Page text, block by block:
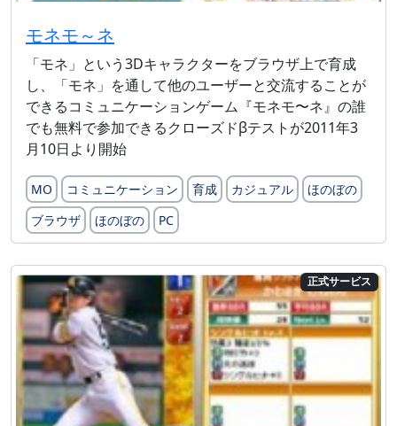
モネモ～ネ
「モネ」という3Dキャラクターをブラウザ上で育成
し、「モネ」を通して他のユーザーと交流することが
できるコミュニケーションゲーム『モネモ〜ネ』の誰
でも無料で参加できるクローズドβテストが2011年3
月10日より開始
MO コミュニケーション 育成 カジュアル
ほのぼの
ブラウザ
ほのぼの PC
正式サービス